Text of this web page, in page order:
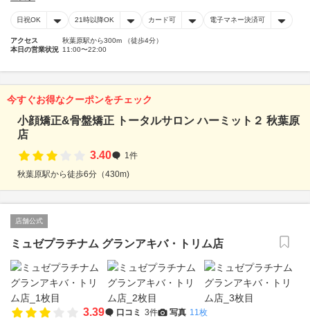
日祝OK 21時以降OK カード可 電子マネー決済可
アクセス
秋葉原駅から300m （徒歩4分）
本日の営業状況 11:00〜22:00
今すぐお得なクーポンをチェック
小顔矯正&骨盤矯正 トータルサロン ハーミット２ 秋葉原
店
3.40
1件
秋葉原駅から徒歩6分（430m)
店舗公式
ミュゼプラチナム グランアキバ・トリム店
3.39 口コミ 3件 写真 11枚